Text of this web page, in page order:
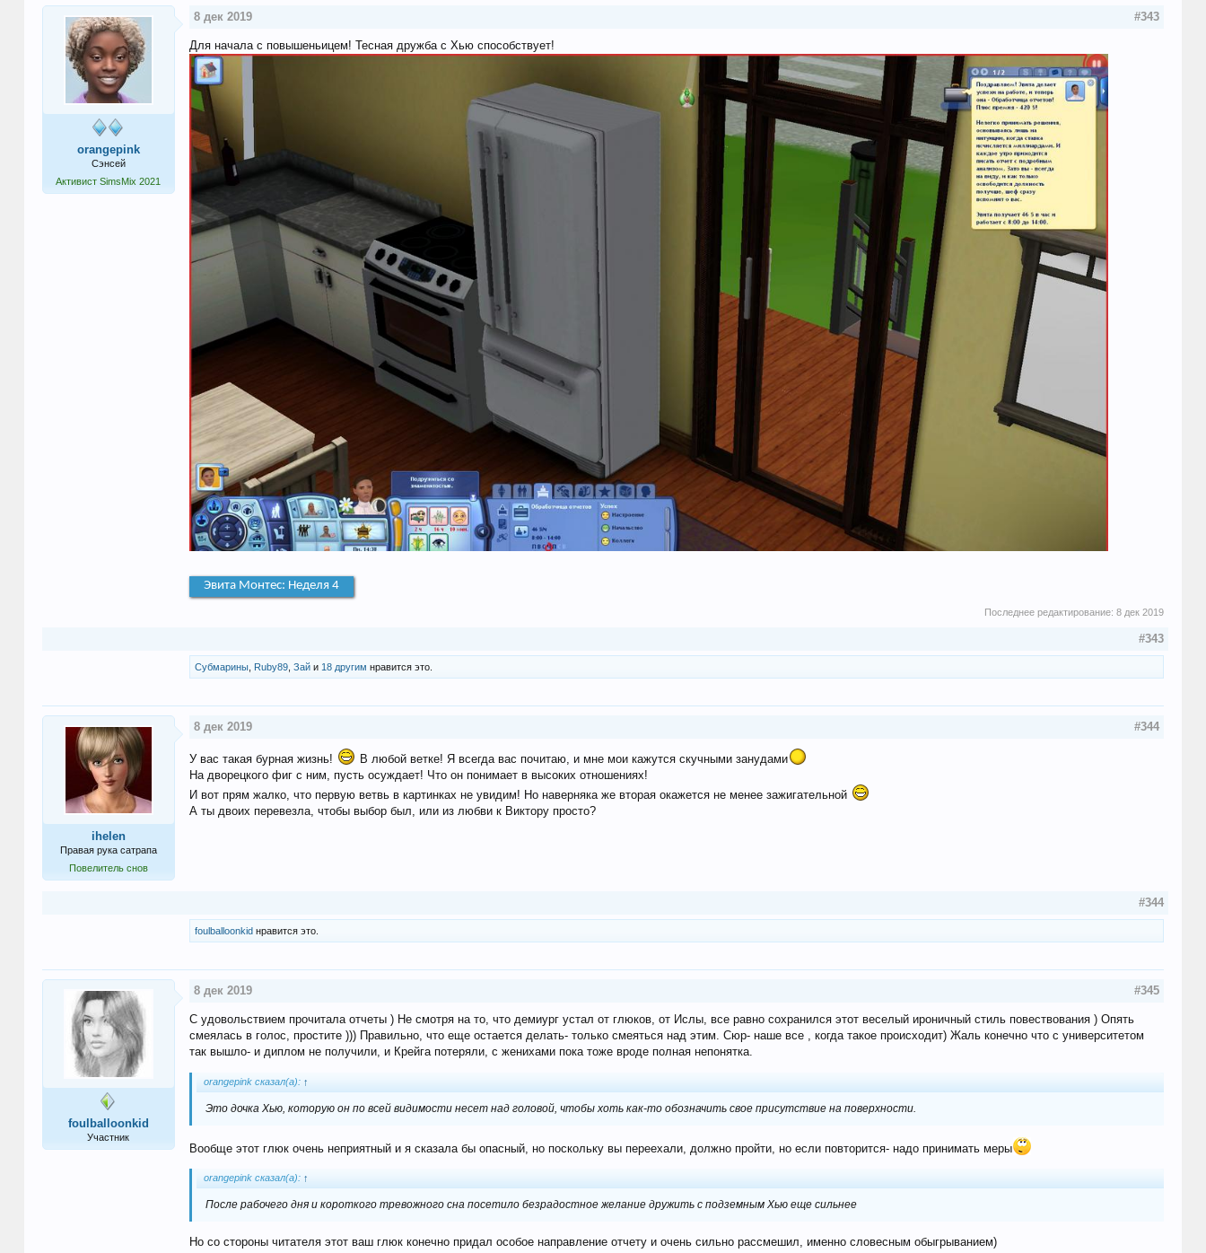
orangepink
Сэнсей
Активист SimsMix 2021
8 дек 2019 #343
Для начала с повышеньицем! Тесная дружба с Хью способствует!
Эвита Монтес: Неделя 4
Последнее редактирование:8 дек 2019
#343
Субмарины, Ruby89, Зайи 18 другим нравится это.
ihelen
Правая рука сатрапа
Повелитель снов
8 дек 2019 #344
У вас такая бурная жизнь!
В любой ветке! Я всегда вас почитаю, и мне мои кажутся скучными занудами
На дворецкого фиг с ним, пусть осуждает! Что он понимает в высоких отношениях!
И вот прям жалко, что первую ветвь в картинках не увидим! Но наверняка же вторая окажется не менее зажигательной
А ты двоих перевезла, чтобы выбор был, или из любви к Виктору просто?
#344
foulballoonkid нравится это.
foulballoonkid
Участник
8 дек 2019 #345
С удовольствием прочитала отчеты ) Не смотря на то, что демиург устал от глюков, от Ислы, все равно сохранился этот веселый ироничный стиль повествования ) Опять
смеялась в голос, простите ))) Правильно, что еще остается делать- только смеяться над этим. Сюр- наше все , когда такое происходит) Жаль конечно что с университетом
так вышло- и диплом не получили, и Крейга потеряли, с женихами пока тоже вроде полная непонятка.
orangepink сказал(а): ↑
Это дочка Хью, которую он по всей видимости несет над головой, чтобы хоть как-то обозначить свое присутствие на поверхности.
Вообще этот глюк очень неприятный и я сказала бы опасный, но поскольку вы переехали, должно пройти, но если повторится- надо принимать меры
orangepink сказал(а): ↑
После рабочего дня и короткого тревожного сна посетило безрадостное желание дружить с подземным Хью еще сильнее
Но со стороны читателя этот ваш глюк конечно придал особое направление отчету и очень сильно рассмешил, именно словесным обыгрыванием)